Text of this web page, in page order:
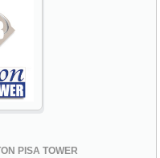
PISA TOWER